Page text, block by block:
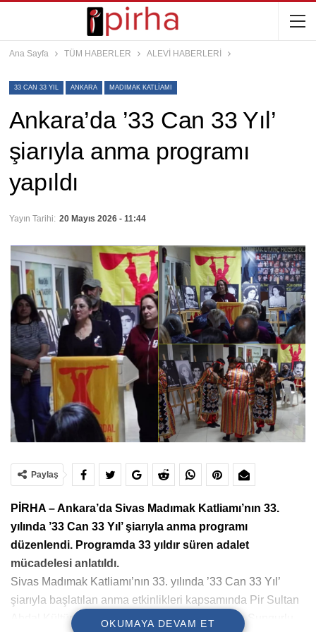
Ana Sayfa TÜM HABERLER ALEVİ HABERLERİ
33 CAN 33 YIL ANKARA MADIMAK KATLIAMI
Ankara’da ’33 Can 33 Yıl’
şiarıyla anma programı
yapıldı
Yayın Tarihi: 20 Mayıs 2026 - 11:44
Paylaş
PİRHA – Ankara’da Sivas Madımak Katliamı’nın 33.
yılında ’33 Can 33 Yıl’ şiarıyla anma programı
düzenlendi. Programda 33 yıldır süren adalet
mücadelesi anlatıldı.
Sivas Madımak Katliamı’nın 33. yılında ’33 Can 33 Yıl’
şiarıyla başlatılan anma etkinlikleri kapsamında Pir Sultan
Abdal Kültür Derneği Mamak Şubesi ve Çorum Sungurlu
OKUMAYA DEVAM ET